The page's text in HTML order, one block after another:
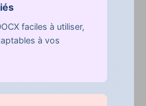
faciles à utiliser,
à vos